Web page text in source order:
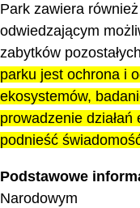
Park zawiera
odwiedzającym
zabytków
parku jest ochrona i
ekosystemów,
prowadzenie
podnieść
Podstawowe
Narodowym